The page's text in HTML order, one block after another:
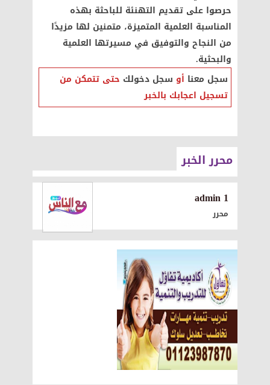
حرصوا على تقديم التهنئة للباحثة بهذه
المناسبة العلمية المتميزة، متمنين لها مزيدًا
من النجاح والتوفيق في مسيرتها العلمية
والبحثية.
سجل معنا أو سجل دخولك حتى تتمكن من
تسجيل اعجابك بالخبر
محرر الخبر
1 admin
محرر